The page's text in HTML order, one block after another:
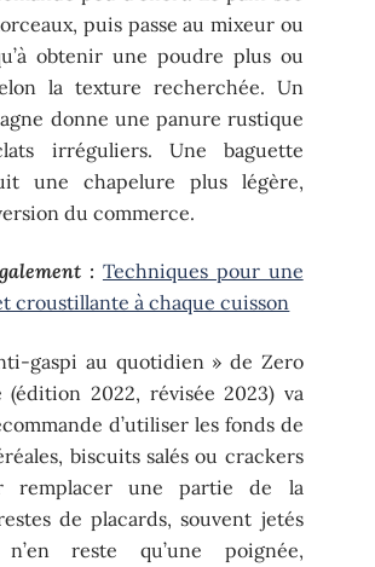
puis passe au mixeur ou
obtenir une poudre plus ou
la texture recherchée. Un
donne une panure rustique
irréguliers. Une baguette
une chapelure plus légère,
du commerce.
: Techniques pour une
croustillante à chaque cuisson
gaspi au quotidien » de Zero
(édition 2022, révisée 2023) va
d’utiliser les fonds de
biscuits salés ou crackers
remplacer une partie de la
de placards, souvent jetés
reste qu’une poignée,